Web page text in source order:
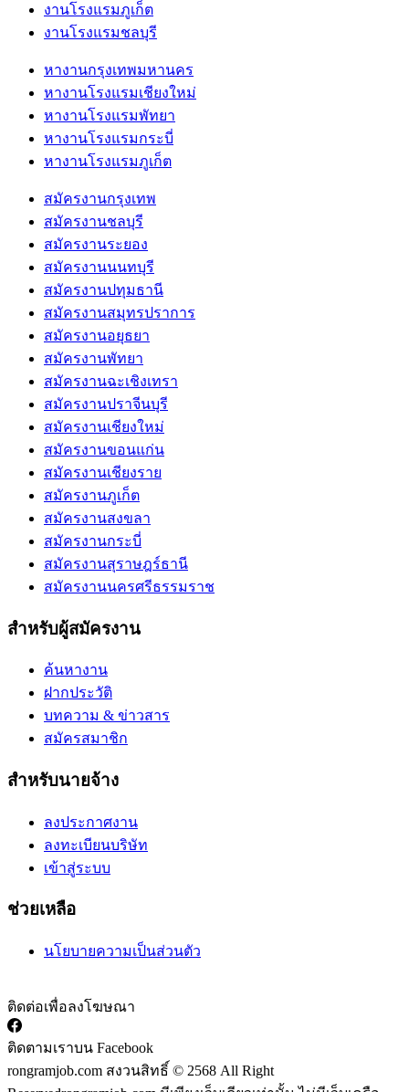
งานโรงแรมภูเก็ต
งานโรงแรมชลบุรี
หางานกรุงเทพมหานคร
หางานโรงแรมเชียงใหม่
หางานโรงแรมพัทยา
หางานโรงแรมกระบี่
หางานโรงแรมภูเก็ต
สมัครงานกรุงเทพ
สมัครงานชลบุรี
สมัครงานระยอง
สมัครงานนนทบุรี
สมัครงานปทุมธานี
สมัครงานสมุทรปราการ
สมัครงานอยุธยา
สมัครงานพัทยา
สมัครงานฉะเชิงเทรา
สมัครงานปราจีนบุรี
สมัครงานเชียงใหม่
สมัครงานขอนแก่น
สมัครงานเชียงราย
สมัครงานภูเก็ต
สมัครงานสงขลา
สมัครงานกระบี่
สมัครงานสุราษฎร์ธานี
สมัครงานนครศรีธรรมราช
สำหรับผู้สมัครงาน
ค้นหางาน
ฝากประวัติ
บทความ & ข่าวสาร
สมัครสมาชิก
สำหรับนายจ้าง
ลงประกาศงาน
ลงทะเบียนบริษัท
เข้าสู่ระบบ
ช่วยเหลือ
นโยบายความเป็นส่วนตัว
ติดต่อเพื่อลงโฆษณา
ติดตามเราบน Facebook
rongramjob.com สงวนสิทธิ์ © 2568 All Right